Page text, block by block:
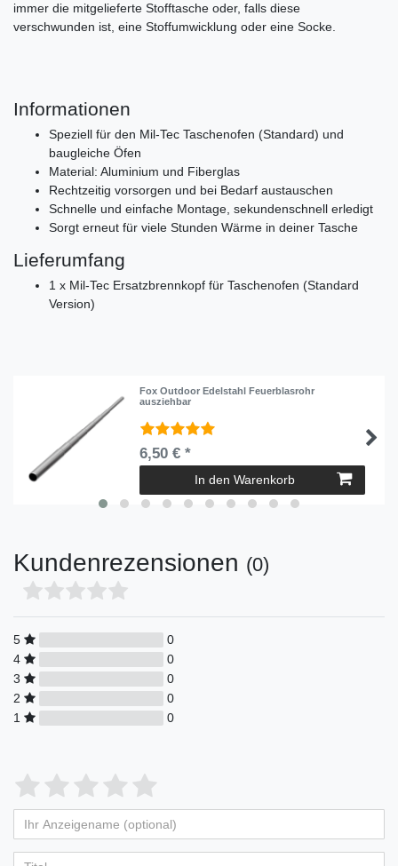
immer die mitgelieferte Stofftasche oder, falls diese
verschwunden ist, eine Stoffumwicklung oder eine Socke.
Informationen
Speziell für den Mil-Tec Taschenofen (Standard) und
baugleiche Öfen
Material: Aluminium und Fiberglas
Rechtzeitig vorsorgen und bei Bedarf austauschen
Schnelle und einfache Montage, sekundenschnell erledigt
Sorgt erneut für viele Stunden Wärme in deiner Tasche
Lieferumfang
1 x Mil-Tec Ersatzbrennkopf für Taschenofen (Standard
Version)
Fox Outdoor Edelstahl Feuerblasrohr
ausziehbar
6,50 € *
In den Warenkorb
Kundenrezensionen (0)
5
0
4
0
3
0
2
0
1
0
Bewertungssterne
von
5
4
von
5
3
von
5
2
von
5
1
von
5